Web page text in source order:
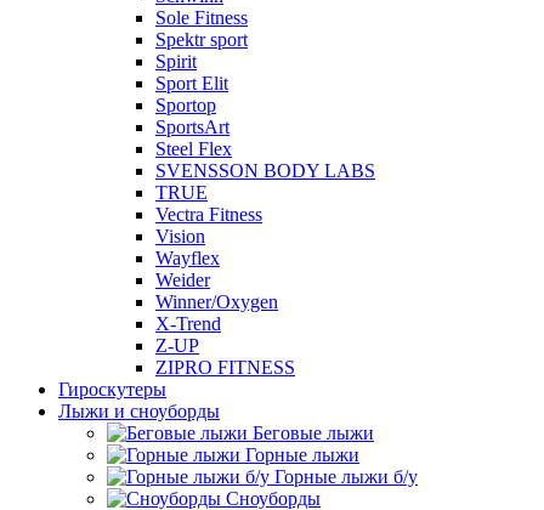
Sole Fitness
Spektr sport
Spirit
Sport Elit
Sportop
SportsArt
Steel Flex
SVENSSON BODY LABS
TRUE
Vectra Fitness
Vision
Wayflex
Weider
Winner/Oxygen
X-Trend
Z-UP
ZIPRO FITNESS
Гироскутеры
Лыжи и сноуборды
Беговые лыжи
Горные лыжи
Горные лыжи б/у
Сноуборды